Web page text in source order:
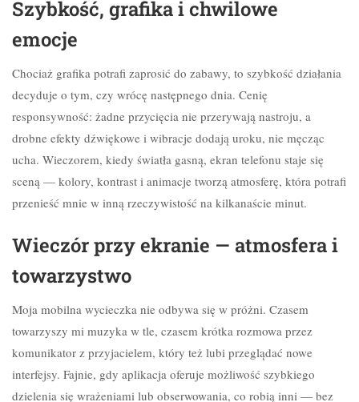
Szybkość, grafika i chwilowe
emocje
Chociaż grafika potrafi zaprosić do zabawy, to szybkość działania
decyduje o tym, czy wrócę następnego dnia. Cenię
responsywność: żadne przycięcia nie przerywają nastroju, a
drobne efekty dźwiękowe i wibracje dodają uroku, nie męcząc
ucha. Wieczorem, kiedy światła gasną, ekran telefonu staje się
sceną — kolory, kontrast i animacje tworzą atmosferę, która potrafi
przenieść mnie w inną rzeczywistość na kilkanaście minut.
Wieczór przy ekranie — atmosfera i
towarzystwo
Moja mobilna wycieczka nie odbywa się w próżni. Czasem
towarzyszy mi muzyka w tle, czasem krótka rozmowa przez
komunikator z przyjacielem, który też lubi przeglądać nowe
interfejsy. Fajnie, gdy aplikacja oferuje możliwość szybkiego
dzielenia się wrażeniami lub obserwowania, co robią inni — bez